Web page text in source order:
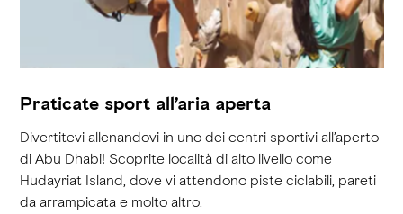
Praticate sport all’aria aperta
Divertitevi allenandovi in uno dei centri sportivi all’aperto
di Abu Dhabi! Scoprite località di alto livello come
Hudayriat Island, dove vi attendono piste ciclabili, pareti
da arrampicata e molto altro.